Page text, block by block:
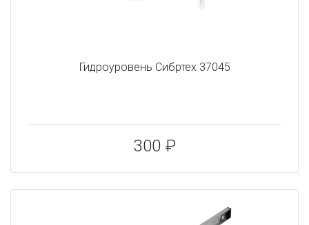
Гидроуровень Сибртех 37045
300 ₽